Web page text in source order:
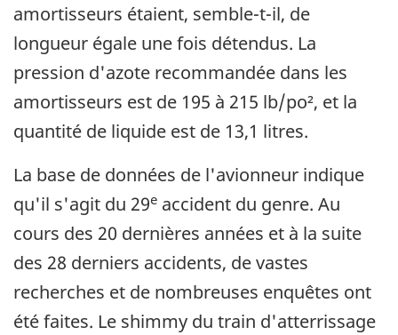
amortisseurs étaient, semble-t-il, de
longueur égale une fois détendus. La
pression d'azote recommandée dans les
amortisseurs est de 195 à 215 lb/po², et la
quantité de liquide est de 13,1 litres.
La base de données de l'avionneur indique
qu'il s'agit du 29e accident du genre. Au
cours des 20 dernières années et à la suite
des 28 derniers accidents, de vastes
recherches et de nombreuses enquêtes ont
été faites. Le shimmy du train d'atterrissage